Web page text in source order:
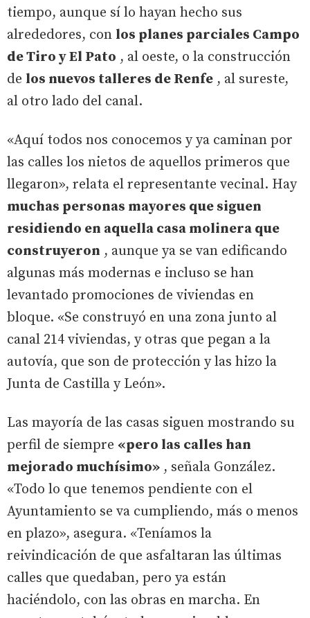
tiempo, aunque sí lo hayan hecho sus
alrededores, con los planes parciales Campo
de Tiro y El Pato , al oeste, o la construcción
de los nuevos talleres de Renfe , al sureste,
al otro lado del canal.
«Aquí todos nos conocemos y ya caminan por
las calles los nietos de aquellos primeros que
llegaron», relata el representante vecinal. Hay
muchas personas mayores que siguen
residiendo en aquella casa molinera que
construyeron , aunque ya se van edificando
algunas más modernas e incluso se han
levantado promociones de viviendas en
bloque. «Se construyó en una zona junto al
canal 214 viviendas, y otras que pegan a la
autovía, que son de protección y las hizo la
Junta de Castilla y León».
Las mayoría de las casas siguen mostrando su
perfil de siempre «pero las calles han
mejorado muchísimo» , señala González.
«Todo lo que tenemos pendiente con el
Ayuntamiento se va cumpliendo, más o menos
en plazo», asegura. «Teníamos la
reivindicación de que asfaltaran las últimas
calles que quedaban, pero ya están
haciéndolo, con las obras en marcha. En